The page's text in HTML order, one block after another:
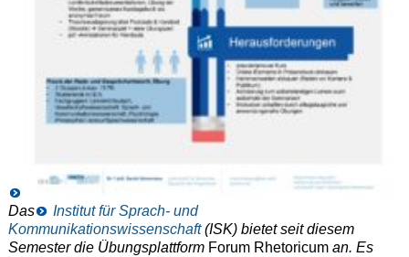
Das
Institut für Sprach- und
Kommunikationswissenschaft(ISK) bietet seit diesem
Semester die Übungsplattform Forum Rhetoricuman. Es